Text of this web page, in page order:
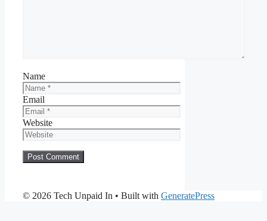
Name
Email
Website
© 2026 Tech Unpaid In • Built with GeneratePress